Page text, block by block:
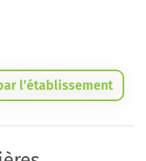
l’établissement